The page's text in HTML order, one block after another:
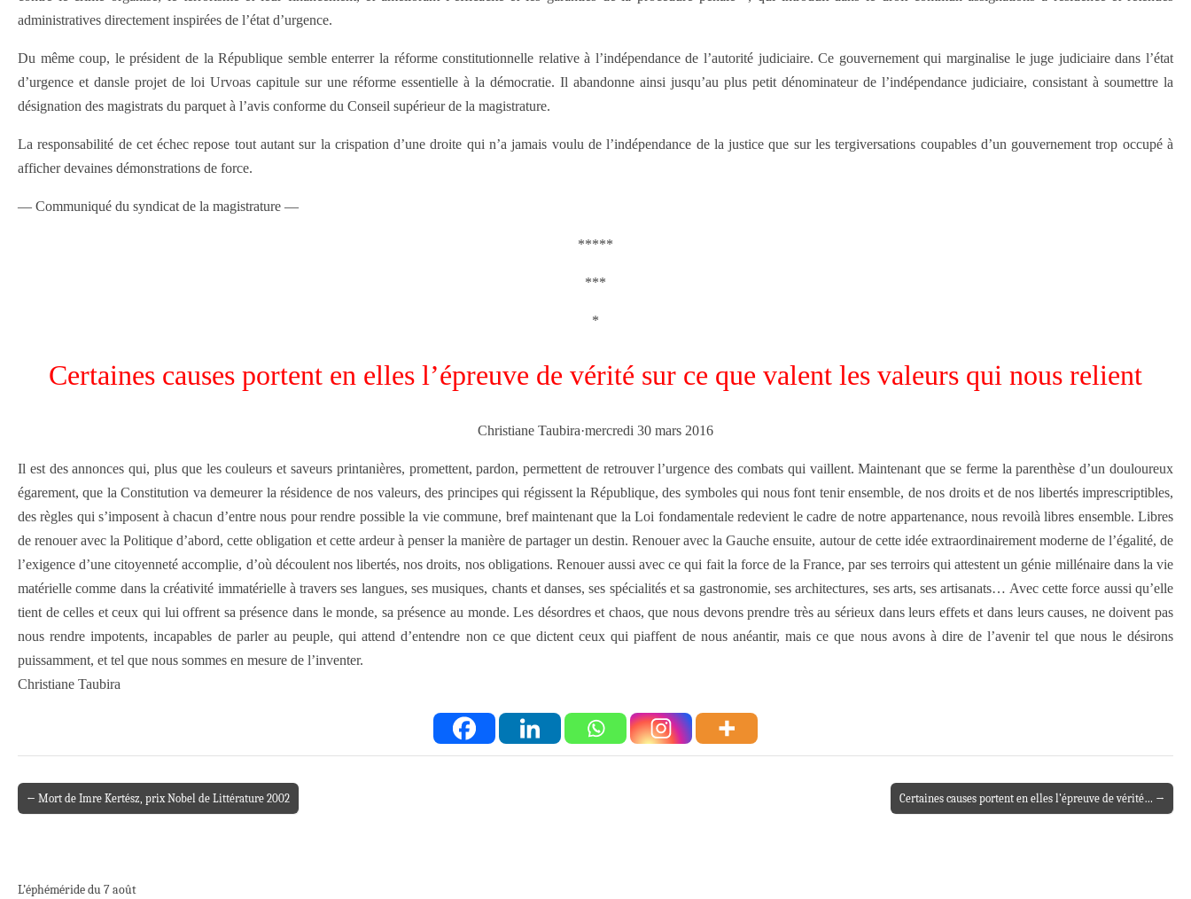
administratives directement inspirées de l’état d’urgence.
Du même coup, le président de la République semble enterrer la réforme constitutionnelle relative à l’indépendance de l’autorité judiciaire. Ce gouvernement qui marginalise le juge judiciaire dans l’état
d’urgence et dansle projet de loi Urvoas capitule sur une réforme essentielle à la démocratie. Il abandonne ainsi jusqu’au plus petit dénominateur de l’indépendance judiciaire, consistant à soumettre la
désignation des magistrats du parquet à l’avis conforme du Conseil supérieur de la magistrature.
La responsabilité de cet échec repose tout autant sur la crispation d’une droite qui n’a jamais voulu de l’indépendance de la justice que sur les tergiversations coupables d’un gouvernement trop occupé à
afficher devaines démonstrations de force.
— Communiqué du syndicat de la magistrature —
*****
***
*
Certaines causes portent en elles l’épreuve de vérité sur ce que valent les valeurs qui nous relient
Christiane Taubira·mercredi 30 mars 2016
Il est des annonces qui, plus que les couleurs et saveurs printanières, promettent, pardon, permettent de retrouver l’urgence des combats qui vaillent. Maintenant que se ferme la parenthèse d’un douloureux
égarement, que la Constitution va demeurer la résidence de nos valeurs, des principes qui régissent la République, des symboles qui nous font tenir ensemble, de nos droits et de nos libertés imprescriptibles,
des règles qui s’imposent à chacun d’entre nous pour rendre possible la vie commune, bref maintenant que la Loi fondamentale redevient le cadre de notre appartenance, nous revoilà libres ensemble. Libres
de renouer avec la Politique d’abord, cette obligation et cette ardeur à penser la manière de partager un destin. Renouer avec la Gauche ensuite, autour de cette idée extraordinairement moderne de l’égalité, de
l’exigence d’une citoyenneté accomplie, d’où découlent nos libertés, nos droits, nos obligations. Renouer aussi avec ce qui fait la force de la France, par ses terroirs qui attestent un génie millénaire dans la vie
matérielle comme dans la créativité immatérielle à travers ses langues, ses musiques, chants et danses, ses spécialités et sa gastronomie, ses architectures, ses arts, ses artisanats… Avec cette force aussi qu’elle
tient de celles et ceux qui lui offrent sa présence dans le monde, sa présence au monde. Les désordres et chaos, que nous devons prendre très au sérieux dans leurs effets et dans leurs causes, ne doivent pas
nous rendre impotents, incapables de parler au peuple, qui attend d’entendre non ce que dictent ceux qui piaffent de nous anéantir, mais ce que nous avons à dire de l’avenir tel que nous le désirons
puissamment, et tel que nous sommes en mesure de l’inventer.
Christiane Taubira
Post navigation
← Mort de Imre Kertész, prix Nobel de Littérature 2002 Certaines causes portent en elles l’épreuve de vérité… →
L’éphéméride du 7 août